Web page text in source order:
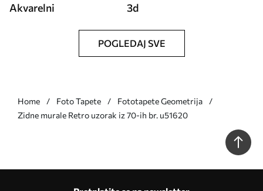
Akvarelni 3d
POGLEDAJ SVE
Home Foto Tapete
Fototapete Geometrija
Zidne murale Retro uzorak iz 70-ih br. u51620